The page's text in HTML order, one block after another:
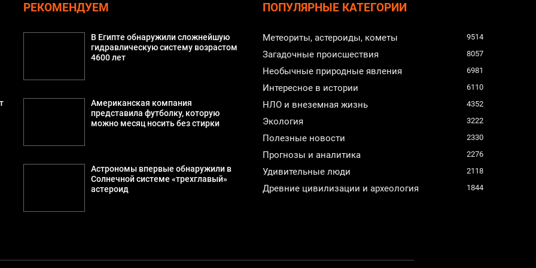
РЕКОМЕНДУЕМ
В Египте обнаружили сложнейшую
гидравлическую систему возрастом
4600 лет
Американская компания
представила футболку, которую
можно месяц носить без стирки
Астрономы впервые обнаружили в
Солнечной системе «трехглавый»
астероид
ПОПУЛЯРНЫЕ КАТЕГОРИИ
Метеориты, астероиды, кометы 9514
Загадочные происшествия 8057
Необычные природные явления 6981
Интересное в истории 6110
НЛО и внеземная жизнь 4352
Экология 3222
Полезные новости 2330
Прогнозы и аналитика 2276
Удивительные люди 2118
Древние цивилизации и археология 1844